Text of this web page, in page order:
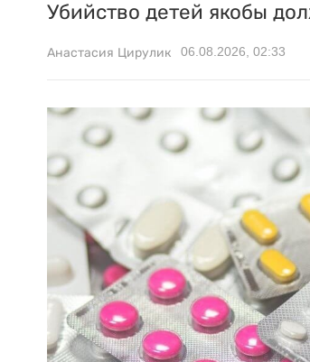
Убийство детей якобы
Анастасия Цирулик 06.08.2026, 02:33